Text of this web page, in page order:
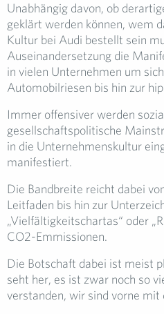
Unabhängig davon, ob
geklärt werden können, wem
Kultur bei Audi bestellt sein
Auseinandersetzung die
in vielen Unternehmen um
Automobilriesen bis hin zur
Immer offensiver werden
gesellschaftspolitische
in die Unternehmenskultur
manifestiert.
Die Bandbreite reicht dabei
Leitfaden bis hin zur
„Vielfältigkeitschartas“ oder
CO2-Emmissionen.
Die Botschaft dabei ist meist
seht her, es ist zwar noch so
verstanden, wir sind vorne mit